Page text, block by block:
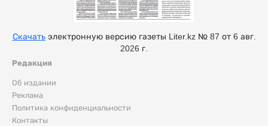
Редакция
Об издании
Реклама
Политика конфиденциальности
Контакты
Скачатьэлектронную версию газеты Liter.kz № 87 от 6 авг.
2026 г.